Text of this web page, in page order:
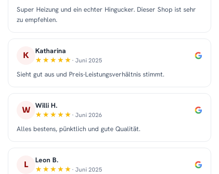
Super Heizung und ein echter Hingucker. Dieser Shop ist sehr
zu empfehlen.
K Katharina
· Juni 2025
Sieht gut aus und Preis-Leistungsverhältnis stimmt.
W Willi H.
· Juni 2026
Alles bestens, pünktlich und gute Qualität.
L Leon B.
· Juni 2025